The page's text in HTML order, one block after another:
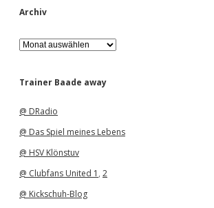
Archiv
A
r
h
Trainer Baade away
@ DRadio
@ Das Spiel meines Lebens
@ HSV Klönstuv
@ Clubfans United 1 , 2
@ Kickschuh-Blog